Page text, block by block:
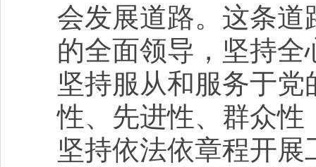
会发展道路。这条
的全面领导，坚持
坚持服从和服务于
性、先进性、群众
坚持依法依章程开